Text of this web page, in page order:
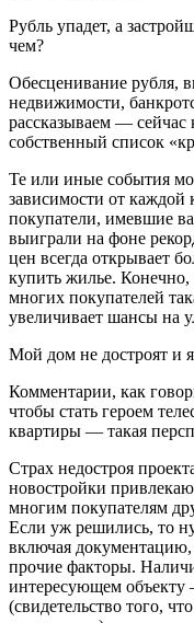
Рубль упадет, а
чем?
Обесценивание рубля,
недвижимости,
рассказываем —
собственный список
Те или иные события
зависимости от
покупатели, имевшие
выиграли на фоне
цен всегда открывает
купить жилье.
многих покупателей
увеличивает шансы на
Мой дом не достроят и
Комментарии, как
чтобы стать героем
квартиры — такая
Страх недостроя
новостройки
многим покупателям
Если уж решились, то
включая
прочие факторы.
интересующем
(свидетельство того,